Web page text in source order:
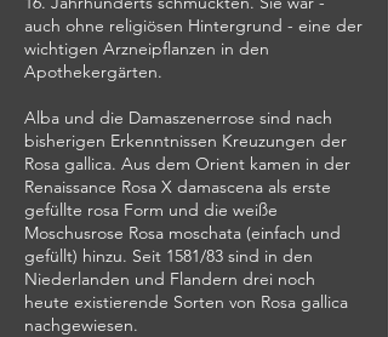
auch ohne religiösen Hintergrund - eine der
wichtigen Arzneipflanzen in den
Apothekergärten.
Alba und die Damaszenerrose sind nach
bisherigen Erkenntnissen Kreuzungen der
Rosa gallica. Aus dem Orient kamen in der
Renaissance Rosa X damascena als erste
gefüllte rosa Form und die weiße
Moschusrose Rosa moschata (einfach und
gefüllt) hinzu. Seit 1581/83 sind in den
Niederlanden und Flandern drei noch
heute existierende Sorten von Rosa gallica
nachgewiesen.